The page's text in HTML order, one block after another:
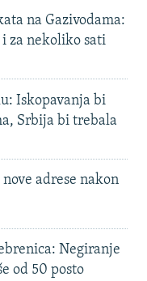
na Gazivodama:
za nekoliko sati
Iskopavanja bi
Srbija bi trebala
adrese nakon
Negiranje
od 50 posto